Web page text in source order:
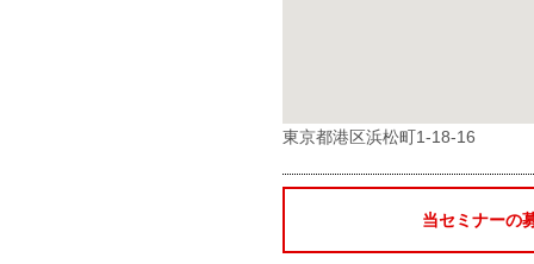
東京都港区浜松町1-18-16
当セミナーの